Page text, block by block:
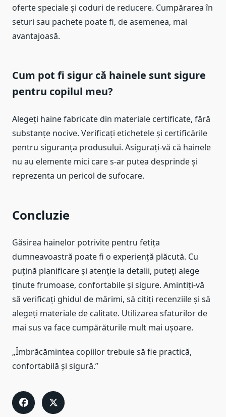
oferte speciale și coduri de reducere. Cumpărarea în
seturi sau pachete poate fi, de asemenea, mai
avantajoasă.
Cum pot fi sigur că hainele sunt sigure
pentru copilul meu?
Alegeți haine fabricate din materiale certificate, fără
substanțe nocive. Verificați etichetele și certificările
pentru siguranța produsului. Asigurați-vă că hainele
nu au elemente mici care s-ar putea desprinde și
reprezenta un pericol de sufocare.
Concluzie
Găsirea hainelor potrivite pentru fetița
dumneavoastră poate fi o experiență plăcută. Cu
puțină planificare și atenție la detalii, puteți alege
ținute frumoase, confortabile și sigure. Amintiți-vă
să verificați ghidul de mărimi, să citiți recenziile și să
alegeți materiale de calitate. Utilizarea sfaturilor de
mai sus va face cumpărăturile mult mai ușoare.
„Îmbrăcămintea copiilor trebuie să fie practică,
confortabilă și sigură.”